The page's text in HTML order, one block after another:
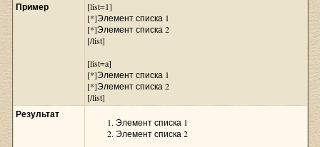
Пример
[list=1]
[*]Элемент списка 1
[*]Элемент списка 2
[/list]
[list=a]
[*]Элемент списка 1
[*]Элемент списка 2
[/list]
Результат
Элемент списка 1
Элемент списка 2